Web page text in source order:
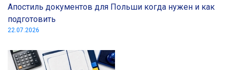
Апостиль документов для Польши когда нужен и как
подготовить
22.07.2026